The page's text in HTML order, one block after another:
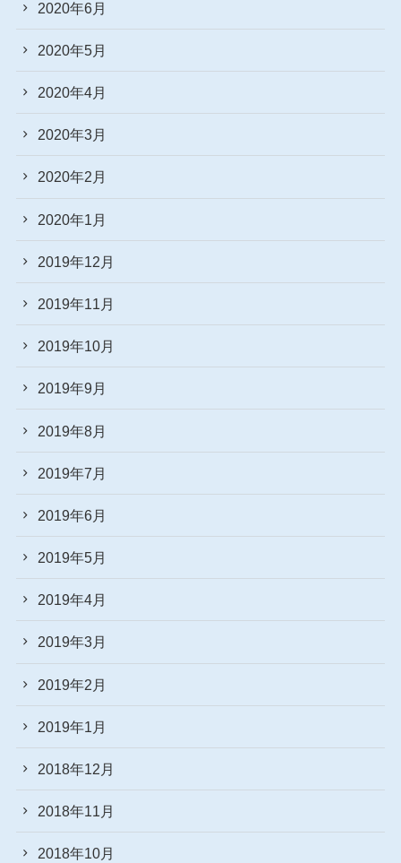
2020年6月
2020年5月
2020年4月
2020年3月
2020年2月
2020年1月
2019年12月
2019年11月
2019年10月
2019年9月
2019年8月
2019年7月
2019年6月
2019年5月
2019年4月
2019年3月
2019年2月
2019年1月
2018年12月
2018年11月
2018年10月